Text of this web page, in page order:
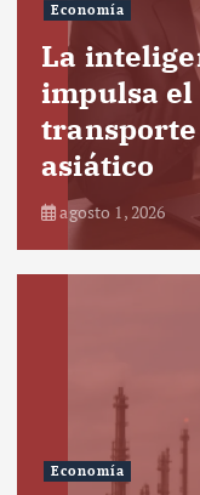
Economía
La
impulsa
transporte
asiático
agosto 1, 2026
Economía